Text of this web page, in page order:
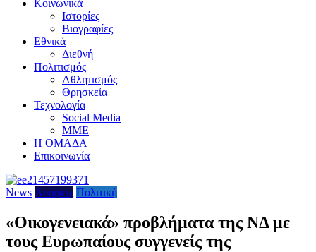
Κοινωνικά
Ιστορίες
Βιογραφίες
Εθνικά
Διεθνή
Πολιτισμός
Αθλητισμός
Θρησκεία
Τεχνολογία
Social Media
ΜΜΕ
Η ΟΜΑΔΑ
Επικοινωνία
News Απόψεις Πολιτική
«Οικογενειακά» προβλήματα της ΝΔ με
τους Ευρωπαίους συγγενείς της